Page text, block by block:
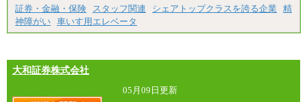
証券・金融・保険
スタッフ関連 シェアトップクラスを誇る企業
精
神障がい 車いす用エレベータ
大和証券株式会社
05月09日更新